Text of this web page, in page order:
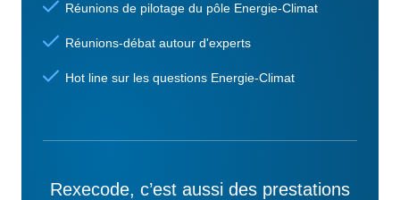
Réunions de pilotage du pôle Energie-Climat
Réunions-débat autour d'experts
Hot line sur les questions Energie-Climat
Rexecode, c’est aussi des prestations